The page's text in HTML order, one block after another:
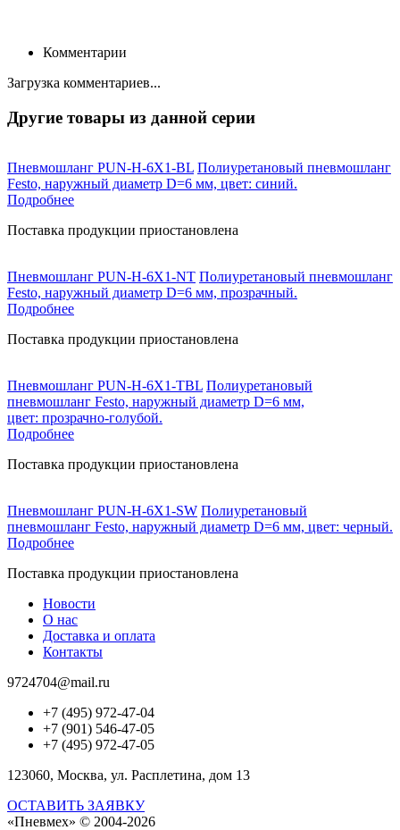
Комментарии
Загрузка комментариев...
Другие товары из данной серии
Пневмошланг PUN-H-6X1-BL Полиуретановый пневмошланг
Festo, наружный диаметр D=6 мм, цвет: синий.
Подробнее
Поставка продукции приостановлена
Пневмошланг PUN-H-6X1-NT Полиуретановый пневмошланг
Festo, наружный диаметр D=6 мм, прозрачный.
Подробнее
Поставка продукции приостановлена
Пневмошланг PUN-H-6X1-TBL Полиуретановый
пневмошланг Festo, наружный диаметр D=6 мм,
цвет: прозрачно-голубой.
Подробнее
Поставка продукции приостановлена
Пневмошланг PUN-H-6X1-SW Полиуретановый
пневмошланг Festo, наружный диаметр D=6 мм, цвет: черный.
Подробнее
Поставка продукции приостановлена
Новости
О нас
Доставка и оплата
Контакты
9724704@mail.ru
+7 (495) 972-47-04
+7 (901) 546-47-05
+7 (495) 972-47-05
123060, Москва, ул. Расплетина, дом 13
ОСТАВИТЬ ЗАЯВКУ
«Пневмех» © 2004-2026